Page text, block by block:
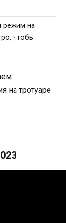
режим на
чтобы
на тротуаре